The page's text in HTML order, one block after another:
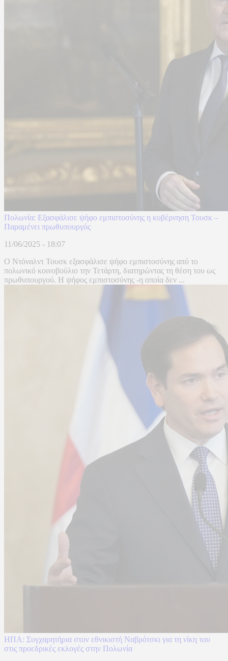
Πολωνία: Εξασφάλισε ψήφο εμπιστοσύνης η κυβέρνηση Τουσκ –
Παραμένει πρωθυπουργός
11/06/2025 - 18:07
Ο Ντόναλντ Τουσκ εξασφάλισε ψήφο εμπιστοσύνης από το
πολωνικό κοινοβούλιο την Τετάρτη, διατηρώντας τη θέση του ως
πρωθυπουργού. Η ψήφος εμπιστοσύνης -η οποία δεν ...
ΗΠA: Συγχαρητήρια στον εθνικιστή Ναβρότσκι για τη νίκη του
στις προεδρικές εκλογές στην Πολωνία